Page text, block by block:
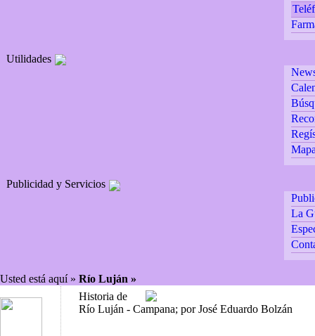
Utilidades
Publicidad y Servicios
La
Usted está aquí » Río Luján »
Historia de
Río Luján - Campana; por José Eduardo Bolzán